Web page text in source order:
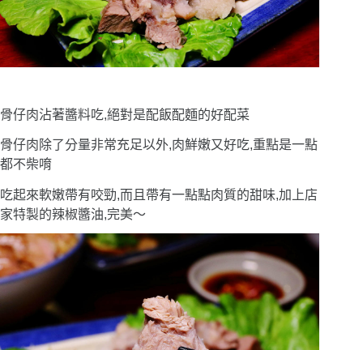
骨仔肉沾著醬料吃,絕對是配飯配麵的好配菜
骨仔肉除了分量非常充足以外,肉鮮嫩又好吃,重點是一點
都不柴唷
吃起來軟嫩帶有咬勁,而且帶有一點點肉質的甜味,加上店
家特製的辣椒醬油,完美〜